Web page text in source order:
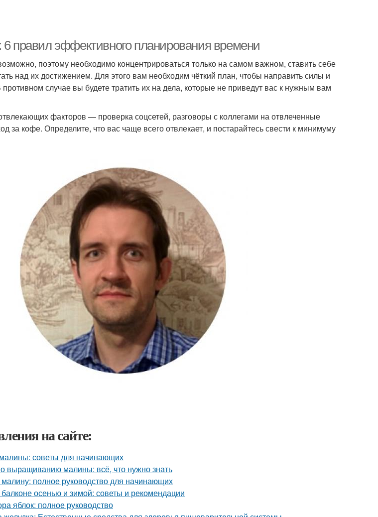
6 правил эффективного планирования времени
поэтому необходимо концентрироваться только на самом важном, ставить себе
над их достижением. Для этого вам необходим чёткий план, чтобы направить силы и
случае вы будете тратить их на дела, которые не приведут вас к нужным вам
факторов — проверка соцсетей, разговоры с коллегами на отвлеченные
за кофе. Определите, что вас чаще всего отвлекает, и постарайтесь свести к минимуму
на сайте:
советы для начинающих
выращиванию малины: всё, что нужно знать
полное руководство для начинающих
балконе осенью и зимой: советы и рекомендации
яблок: полное руководство